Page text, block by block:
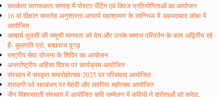
सतर्कता जागरूकता सप्ताह में पोस्टर पेंटिंग एवं क्विज प्रतियोगिताओं का आयोजन
16 वां दीक्षांत समारोह अनुशास्ता आचार्य महाश्रमण के सान्निध्य में अहमदाबाद कोबा में
आयोजित
आचार्य तुलसी की समूची मानवता को देन और उनके समाज परिवर्तन के काम अद्वितीय रहे
हैं- कुलपति प्रो. बच्छराज दूगड़
राष्ट्रीय सेवा योजना के शिविर का आयोजन
अन्तर्राष्ट्रीय अहिंसा दिवस पर कार्यक्रम आयोजित
संस्थान में संस्कृत समारोहोत्सव 2025 पर परिसंवाद आयोजित
श्रावणी पर्व रक्षाबंधन पर मेहंदी और लहरिया महोत्सव आयोजित
जैन विश्वभारती संस्थान में आयोजित कवि सम्मेलन में कवियों ने श्रोताओं को कुरेदा,